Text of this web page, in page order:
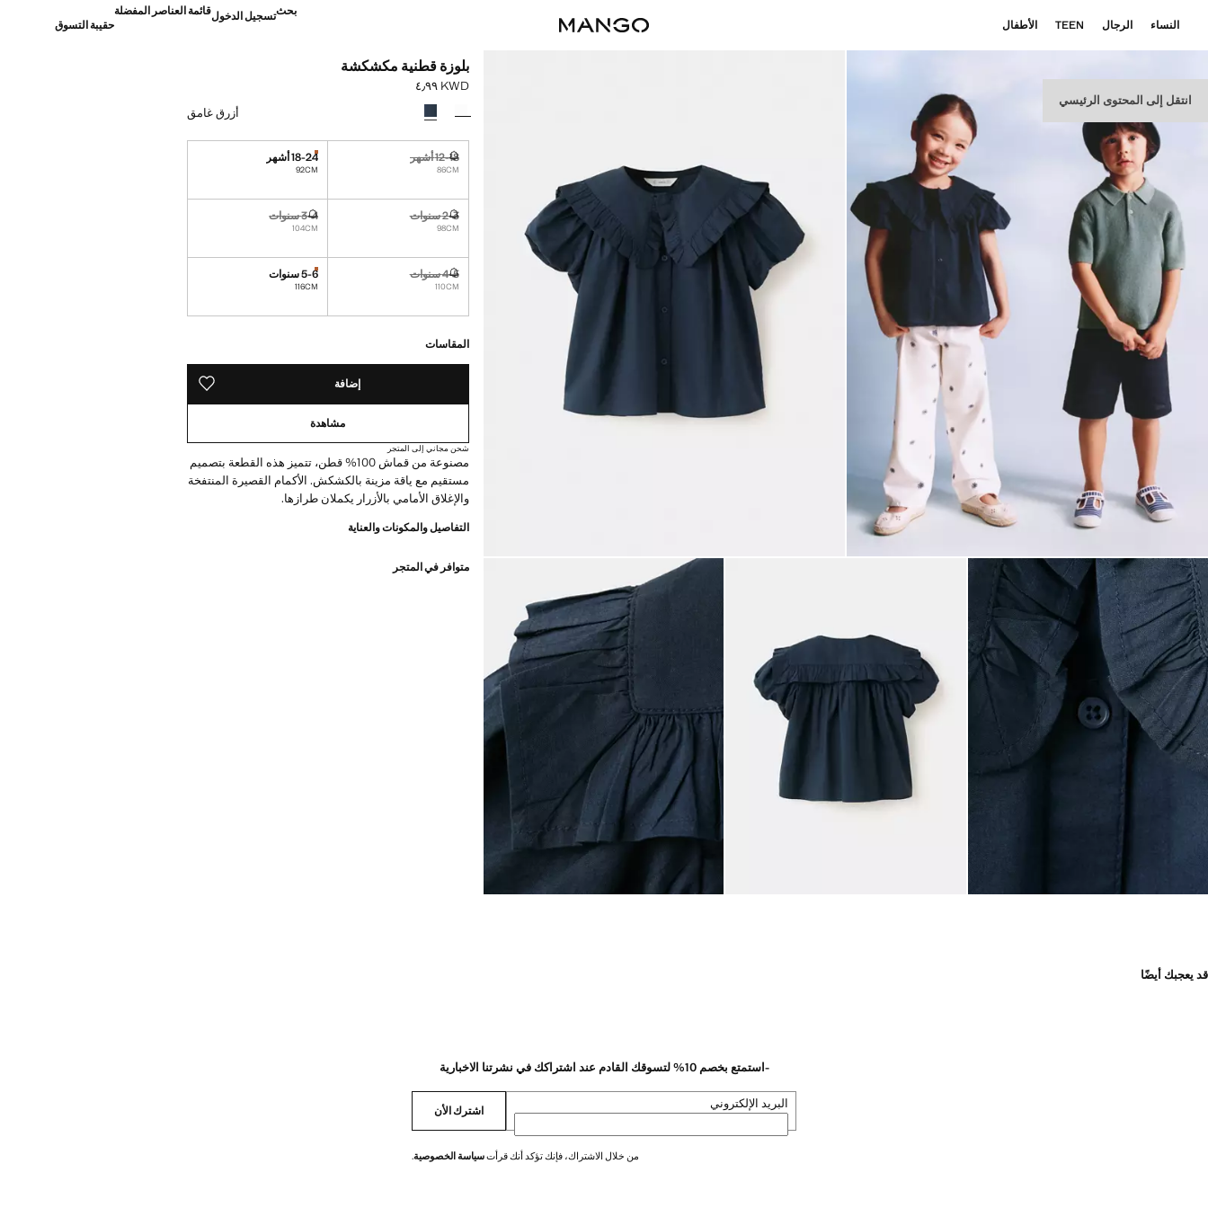
انتقل إلى المحتوى الرئيسي
النساء الرجال TEEN الأطفال
بحثتسجيل الدخولقائمة العناصر المفضلة
حقيبة التسوق
بلوزة قطنية مكشكشة
السعر الحالي [KWD ٤٫٩٩ ]
KWD ٤٫٩٩
حدد اللون
أزرق غامق
12-18 أشهر
86CM
غير متوفر. أنا أريده!
18-24 أشهر
92CM
القطع الأخيرة!
2-3 سنوات
98CM
غير متوفر. أنا أريده!
3-4 سنوات
104CM
غير متوفر. أنا أريده!
4-5 سنوات
110CM
غير متوفر. أنا أريده!
5-6 سنوات
116CM
القطع الأخيرة!
المقاسات
إضافة حفظه في قائمة منتجاتك المفضلة
مشاهدة
شحن مجاني إلى المتجر
مصنوعة من قماش 100% قطن، تتميز هذه القطعة بتصميم
مستقيم مع ياقة مزينة بالكشكش. الأكمام القصيرة المنتفخة
والإغلاق الأمامي بالأزرار يكملان طرازها.
التفاصيل والمكونات والعناية
متوافر في المتجر
قد يعجبك أيضًا
-استمتع بخصم 10% لتسوقك القادم عند اشتراكك في نشرتنا الاخبارية
البريد الإلكتروني اشترك الأن
من خلال الاشتراك، فإنك تؤكد أنك قرأتسياسة الخصوصية.